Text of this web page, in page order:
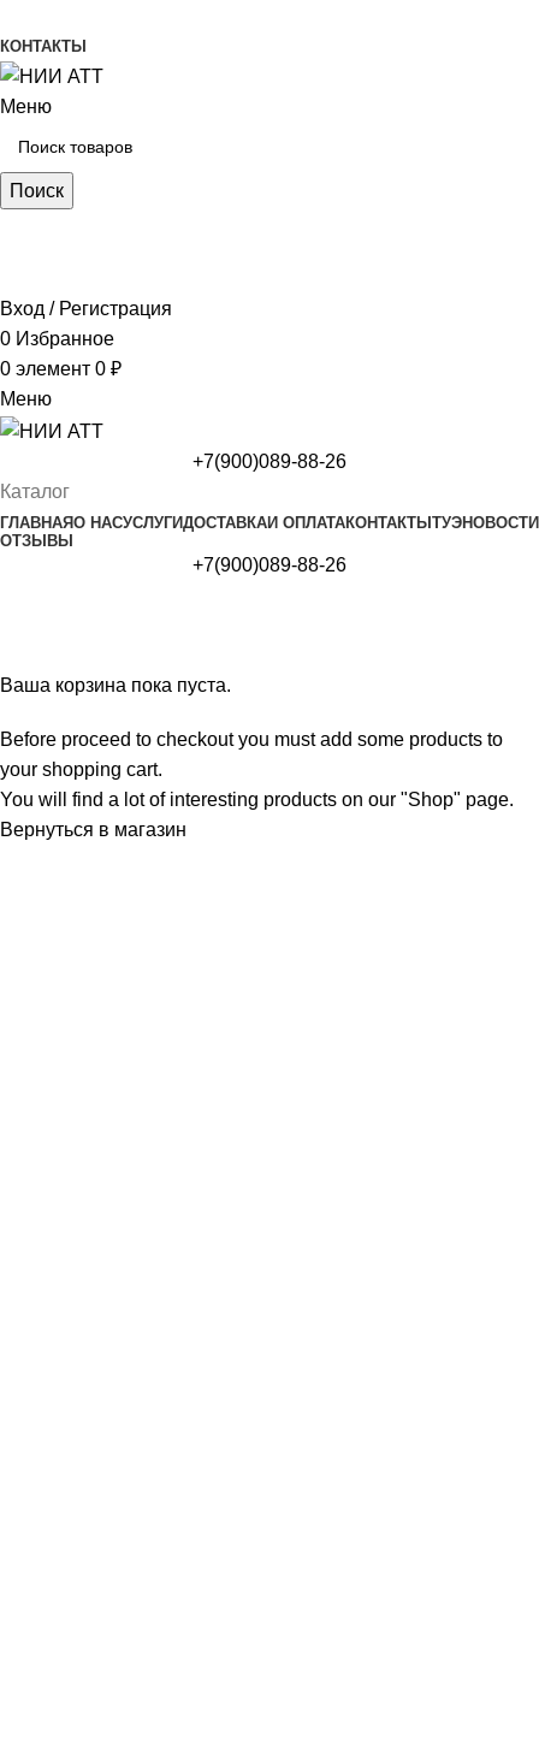
КОНТАКТЫ
Меню
Поиск
Вход / Регистрация
0 Избранное
0 элемент 0 ₽
Меню
+7(900)089-88-26
Каталог
ГЛАВНАЯО НАСУСЛУГИДОСТАВКАИ ОПЛАТАКОНТАКТЫТУЭНОВОСТИ
ОТЗЫВЫ
+7(900)089-88-26
Ваша корзина пока пуста.
Before proceed to checkout you must add some products to
your shopping cart.
You will find a lot of interesting products on our "Shop" page.
Вернуться в магазин